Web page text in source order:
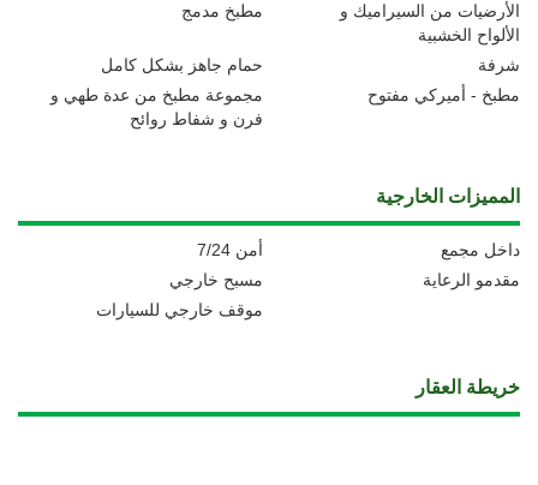
مطبخ مدمج
الأرضيات من السيراميك و
الألواح الخشبية
حمام جاهز بشكل كامل
شرفة
مجموعة مطبخ من عدة طهي و
فرن و شفاط روائح
مطبخ - أميركي مفتوح
المميزات الخارجية
أمن 7/24
داخل مجمع
مسبح خارجي
مقدمو الرعاية
موقف خارجي للسيارات
خريطة العقار